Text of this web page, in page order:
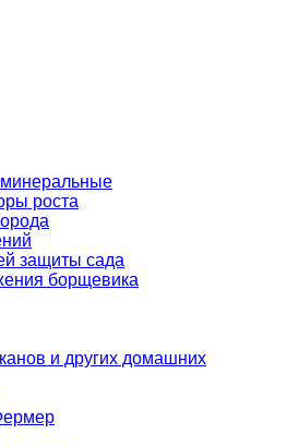
минеральные
роста
защиты сада
борщевика
и других домашних